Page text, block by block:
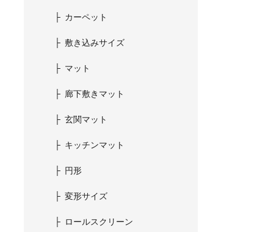
カーペット
敷き込みサイズ
マット
廊下敷きマット
玄関マット
キッチンマット
円形
変形サイズ
ロールスクリーン